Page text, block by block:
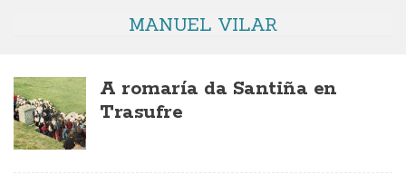
MANUEL VILAR
A romaría da Santiña en
Trasufre